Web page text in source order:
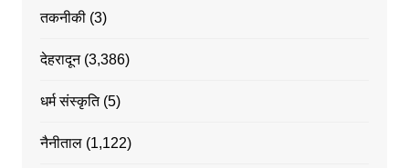
तकनीकी(3)
देहरादून(3,386)
धर्म संस्कृति(5)
नैनीताल(1,122)